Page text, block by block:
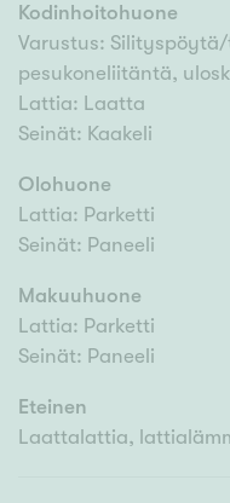
Kodinhoitohuone
Varustus:
pesukoneliitäntä,
Lattia: Laatta
Seinät: Kaakeli
Olohuone
Lattia: Parketti
Seinät: Paneeli
Makuuhuone
Lattia: Parketti
Seinät: Paneeli
Eteinen
Laattalattia,